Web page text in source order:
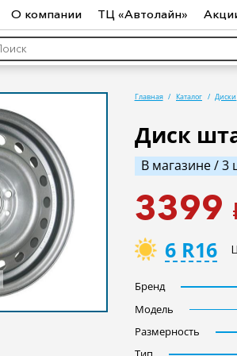
Шины Диски Автосвет
Садовая техника Инструмент
О компании ТЦ «Автолайн»
Главная Каталог Диски
Диск
В магазине / 3
3399
6 R16
Бренд
Модель
Размерность